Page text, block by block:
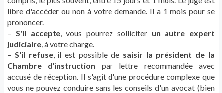
libre d'accéder ou non à votre demande. Il a 1 mois pour se
prononcer.
– S'il accepte, vous pourrez solliciter un autre expert
judiciaire, à votre charge.
– S'il refuse, il est possible de saisir la président de la
Chambre d'instruction par lettre recommandée avec
accusé de réception. Il s'agit d'une procédure complexe que
vous ne pouvez conduire sans les conseils d'un avocat (bien